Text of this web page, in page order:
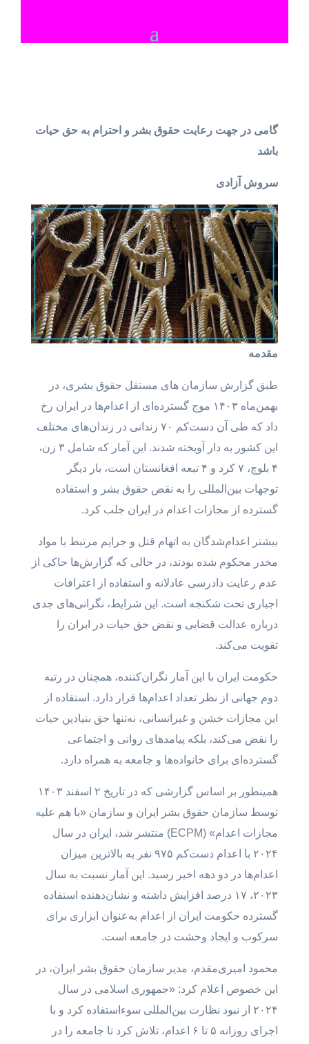
گامی در جهت رعایت حقوق بشر و احترام به حق حیات
باشد
سروش آزادی
مقدمه
طبق گزارش سازمان های مستقل حقوق بشری، در
بهمن‌ماه ۱۴۰۳ موج گسترده‌ای از اعدام‌ها در ایران رخ
داد که طی آن دست‌کم ۷۰ زندانی در زندان‌های مختلف
این کشور به دار آویخته شدند. این آمار که شامل ۳ زن،
۴ بلوچ، ۷ کرد و ۴ تبعه افغانستان است، بار دیگر
توجهات بین‌المللی را به نقض حقوق بشر و استفاده
گسترده از مجازات اعدام در ایران جلب کرد.
بیشتر اعدام‌شدگان به اتهام قتل و جرایم مرتبط با مواد
مخدر محکوم شده بودند، در حالی که گزارش‌ها حاکی از
عدم رعایت دادرسی عادلانه و استفاده از اعترافات
اجباری تحت شکنجه است. این شرایط، نگرانی‌های جدی
درباره عدالت قضایی و نقض حق حیات در ایران را
تقویت می‌کند.
حکومت ایران با این آمار نگران‌کننده، همچنان در رتبه
دوم جهانی از نظر تعداد اعدام‌ها قرار دارد. استفاده از
این مجازات خشن و غیرانسانی، نه‌تنها حق بنیادین حیات
را نقض می‌کند، بلکه پیامدهای روانی و اجتماعی
گسترده‌ای برای خانواده‌ها و جامعه به همراه دارد.
همینطور بر اساس گزارشی که در تاریخ ۲ اسفند ۱۴۰۳
توسط سازمان حقوق بشر ایران و سازمان «با هم علیه
مجازات اعدام» (ECPM) منتشر شد، ایران در سال
۲۰۲۴ با اعدام دست‌کم ۹۷۵ نفر به بالاترین میزان
اعدام‌ها در دو دهه اخیر رسید. این آمار نسبت به سال
۲۰۲۳، ۱۷ درصد افزایش داشته و نشان‌دهنده استفاده
گسترده حکومت ایران از اعدام به‌عنوان ابزاری برای
سرکوب و ایجاد وحشت در جامعه است.
محمود امیری‌مقدم، مدیر سازمان حقوق بشر ایران، در
این خصوص اعلام کرد: «جمهوری اسلامی در سال
۲۰۲۴ از نبود نظارت بین‌المللی سوءاستفاده کرد و با
اجرای روزانه ۵ تا ۶ اعدام، تلاش کرد تا جامعه را در